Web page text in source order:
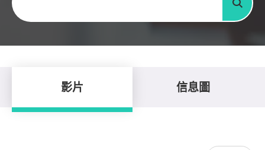
搜尋
影片 信息圖